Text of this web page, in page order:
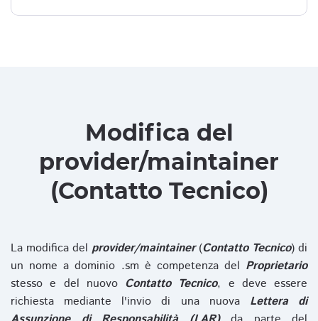
Modifica del
provider/maintainer
(Contatto Tecnico)
La modifica del provider/maintainer(Contatto Tecnico) di
un nome a dominio .sm è competenza del Proprietario
stesso e del nuovo Contatto Tecnico, e deve essere
richiesta mediante l'invio di una nuova Lettera di